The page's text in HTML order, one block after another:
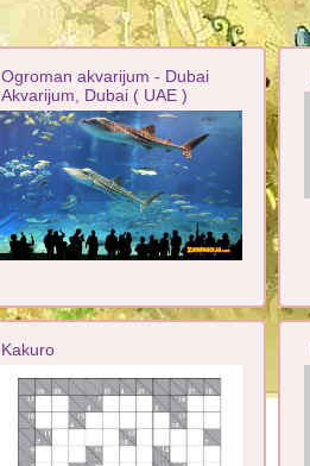
Ogroman akvarijum - Dubai
Akvarijum, Dubai ( UAE )
Kakuro